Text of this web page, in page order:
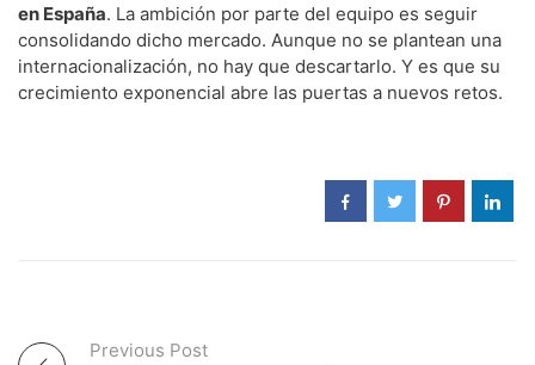
en España. La ambición por parte del equipo es seguir
consolidando dicho mercado. Aunque no se plantean una
internacionalización, no hay que descartarlo. Y es que su
crecimiento exponencial abre las puertas a nuevos retos.
Previous Post